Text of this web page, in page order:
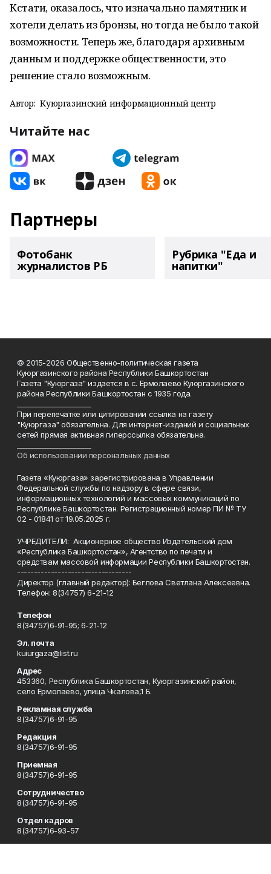
Кстати, оказалось, что изначально памятник и
хотели делать из бронзы, но тогда не было такой
возможности. Теперь же, благодаря архивным
данным и поддержке общественности, это
решение стало возможным.
Автор: Куюргазинский информационный центр
Читайте нас
Партнеры
Фотобанк
журналистов РБ
Рубрика "Еда и
напитки"
© 2015-2026 Общественно-политическая газета
Куюргазинского района Республики Башкортостан
Газета "Куюргаза" издается в с. Ермолаево Куюргазинского
района Республики Башкортостан с 1935 года.
При перепечатке или цитировании ссылка на газету
"Куюргаза" обязательна. Для интернет-изданий и социальных
сетей прямая активная гиперссылка обязательна.
Об использовании персональных данных
Газета «Куюргаза» зарегистрирована в Управлении
Федеральной службы по надзору в сфере связи,
информационных технологий и массовых коммуникаций по
Республике Башкортостан. Регистрационный номер ПИ № ТУ
02 - 01841 от 19.05.2025 г.
УЧРЕДИТЕЛИ: Акционерное общество Издательский дом
«Республика Башкортостан», Агентство по печати и
средствам массовой информации Республики Башкортостан.
----------------------------------
Директор (главный редактор): Беглова Светлана Алексеевна.
Телефон: 8(34757) 6-21-12
Телефон
8(34757)6-91-95; 6-21-12
Эл. почта
kuiurgaza@list.ru
Адрес
453360, Республика Башкортостан, Куюргазинский район,
село Ермолаево, улица Чкалова,1 Б.
Рекламная служба
8(34757)6-91-95
Редакция
8(34757)6-91-95
Приемная
8(34757)6-91-95
Сотрудничество
8(34757)6-91-95
Отдел кадров
8(34757)6-93-57